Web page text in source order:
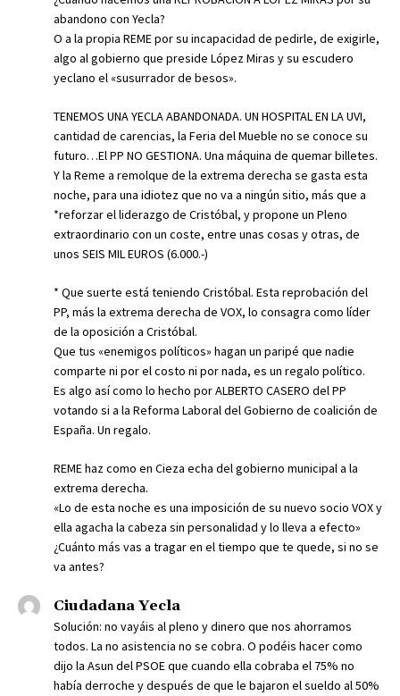
abandono con Yecla?
O a la propia REME por su incapacidad de pedirle, de exigirle,
algo al gobierno que preside López Miras y su escudero
yeclano el «susurrador de besos».
TENEMOS UNA YECLA ABANDONADA. UN HOSPITAL EN LA UVI,
cantidad de carencias, la Feria del Mueble no se conoce su
futuro…El PP NO GESTIONA. Una máquina de quemar billetes.
Y la Reme a remolque de la extrema derecha se gasta esta
noche, para una idiotez que no va a ningún sitio, más que a
*reforzar el liderazgo de Cristóbal, y propone un Pleno
extraordinario con un coste, entre unas cosas y otras, de
unos SEIS MIL EUROS (6.000.-)
* Que suerte está teniendo Cristóbal. Esta reprobación del
PP, más la extrema derecha de VOX, lo consagra como líder
de la oposición a Cristóbal.
Que tus «enemigos políticos» hagan un paripé que nadie
comparte ni por el costo ni por nada, es un regalo político.
Es algo así como lo hecho por ALBERTO CASERO del PP
votando si a la Reforma Laboral del Gobierno de coalición de
España. Un regalo.
REME haz como en Cieza echa del gobierno municipal a la
extrema derecha.
«Lo de esta noche es una imposición de su nuevo socio VOX y
ella agacha la cabeza sin personalidad y lo lleva a efecto»
¿Cuánto más vas a tragar en el tiempo que te quede, si no se
va antes?
Ciudadana Yecla
Solución: no vayáis al pleno y dinero que nos ahorramos
todos. La no asistencia no se cobra. O podéis hacer como
dijo la Asun del PSOE que cuando ella cobraba el 75% no
había derroche y después de que le bajaron el sueldo al 50%